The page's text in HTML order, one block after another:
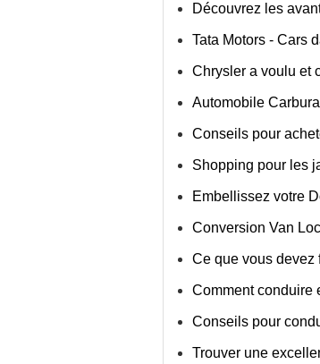
Découvrez les
Tata Motors - Cars
Chrysler a voulu et
Automobile
Conseils pour
Shopping pour les
Embellissez votre
Conversion Van
Ce que vous devez
Comment conduire
Conseils pour
Trouver une